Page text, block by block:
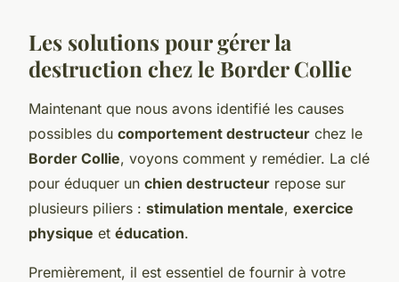
Les solutions pour gérer la
destruction chez le Border Collie
Maintenant que nous avons identifié les causes
possibles du comportement destructeur chez le
Border Collie, voyons comment y remédier. La clé
pour éduquer un chien destructeur repose sur
plusieurs piliers : stimulation mentale, exercice
physique et éducation.
Premièrement, il est essentiel de fournir à votre